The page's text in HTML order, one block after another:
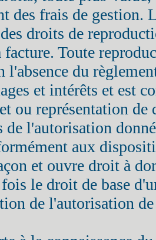
des frais de gestion.
droits de
Toute
l'absence du
et intérêts et est
ou représentation de
l'autorisation
aux
et ouvre droit à
le droit de base
de l'autorisation